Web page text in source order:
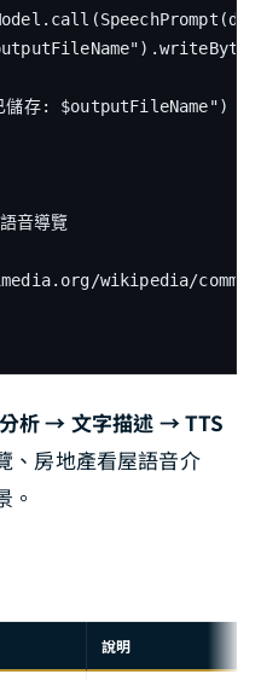
儲存: $outputFileName")
音導覽
wikipedia/
析 → 文字描述 → TTS
、房地產看屋語音介
。
說明